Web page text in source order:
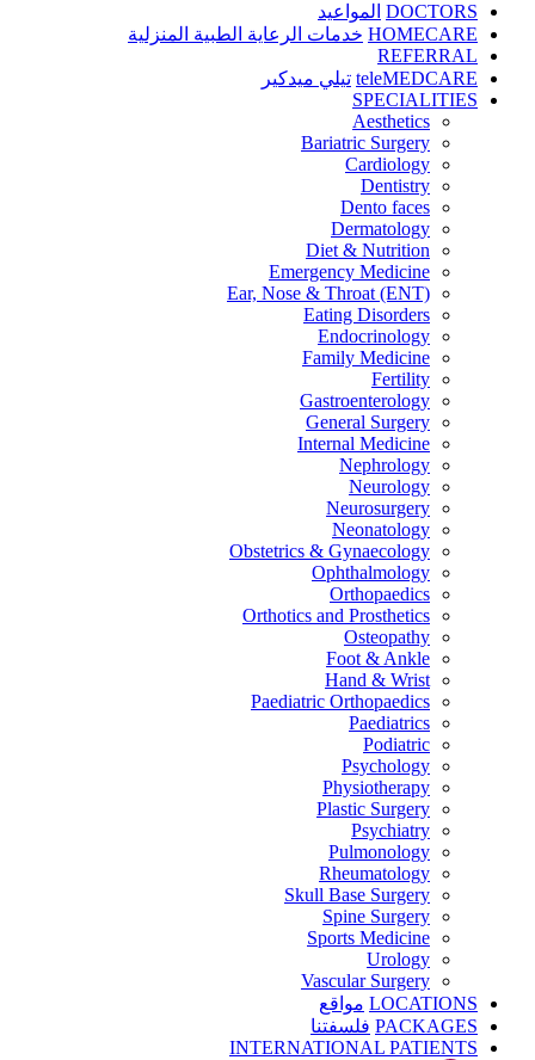
DOCTORS المواعيد
HOMECARE خدمات الرعاية الطبية المنزلية
REFERRAL
teleMEDCARE تيلي ميدكير
SPECIALITIES
Aesthetics
Bariatric Surgery
Cardiology
Dentistry
Dento faces
Dermatology
Diet & Nutrition
Emergency Medicine
Ear, Nose & Throat (ENT)
Eating Disorders
Endocrinology
Family Medicine
Fertility
Gastroenterology
General Surgery
Internal Medicine
Nephrology
Neurology
Neurosurgery
Neonatology
Obstetrics & Gynaecology
Ophthalmology
Orthopaedics
Orthotics and Prosthetics
Osteopathy
Foot & Ankle
Hand & Wrist
Paediatric Orthopaedics
Paediatrics
Podiatric
Psychology
Physiotherapy
Plastic Surgery
Psychiatry
Pulmonology
Rheumatology
Skull Base Surgery
Spine Surgery
Sports Medicine
Urology
Vascular Surgery
LOCATIONS مواقع
PACKAGES فلسفتنا
INTERNATIONAL PATIENTS